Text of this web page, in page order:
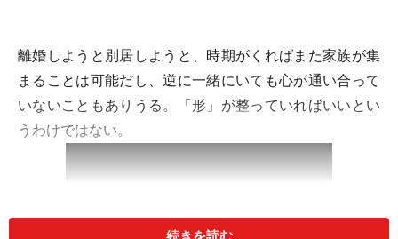
離婚しようと別居しようと、時期がくればまた家族が集
まることは可能だし、逆に一緒にいても心が通い合って
いないこともありうる。「形」が整っていればいいとい
うわけではない。